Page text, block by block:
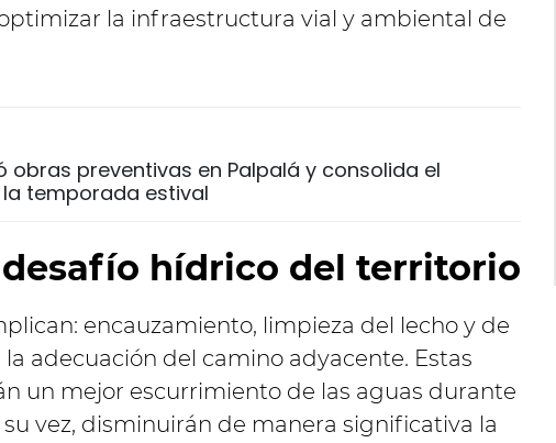
la infraestructura vial y ambiental de
obras preventivas en Palpalá y consolida el
temporada estival
desafío hídrico del territorio
encauzamiento, limpieza del lecho y de
adecuación del camino adyacente. Estas
un mejor escurrimiento de las aguas durante
vez, disminuirán de manera significativa la